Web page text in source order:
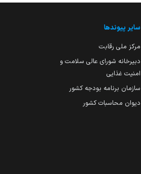
سایر پیوندها
مرکز ملی رقابت
دبیرخانه شورای عالی سلامت و
امنیت غذایی
سازمان برنامه بودجه کشور
دیوان محاسبات کشور